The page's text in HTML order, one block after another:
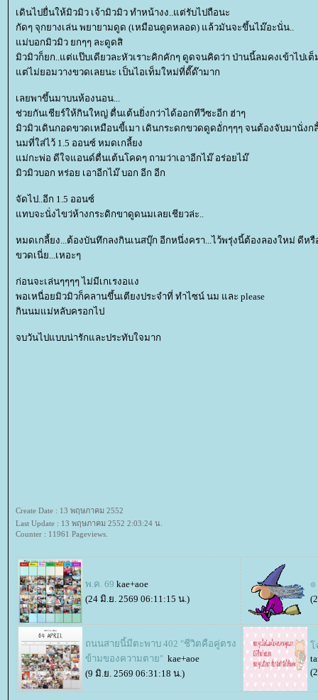
เดินไปยื่นให้มิวมิว เจ้ามิวมิว ทำหน้างง..แต่รับไปถือนะ
กัดๆ จุกยางเล่น พยายามดูด (เหมือนดูดหลอด) แล้วมันจะขึ้นไม๊อะนั่น..
ม่บอกมิวมิว ยกๆๆ ละดูดสิ
มิวมิวก็ยก..แต่แป๊บเดียวละหัวเราะคิกคักๆ ดูดจนคิดว่า ป่านนี้ลมคงเข้าไปเ
ต่ไม่ยอมวางขวดเลยนะ เป็นไอเท็มใหม่ที่ดี๊ด๊ามาก
เลยพาขึ้นมาบนห้องนอน...
ช่วยกันเชียร์ให้กินใหญ่ ตื่นเต้นยิ่งกว่าได้ออกทีวีซะอีก ฮ่าๆ
มิวมิวเดินกอดขวดเหมือนขี้เมา เดินกระดกขวดดูดอั่กๆๆๆ จนต้องจับมานั่ง
นมที่ใส่ไว้ 1.5 ออนซ์ หมดเกลี้ยง
ม่กะพ่อ ดีใจแอนด์ตื่นเต้นโคดๆ ถามว่าเอาอีกไม๊ อร่อยไม๊
มิวมิวบอก หร่อย เอาอีกไม๊ บอก อีก อีก
จัดไป..อีก 1.5 ออนซ์
ทบจะนั่งไขว่ห้างกระดิกขาดูดนมเลยเชียวล่ะ..
หมดเกลี้ยง...ต้องบันทึกลงกินเนสบุ๊ก อีกหนึ่งครา...ไว้พรุ่งนี้ต้องลองใหม่ ดีห
ขวดเนี่ย...เหอะๆ
ก่อนจะเล่นๆๆๆๆ ไม่มีเกเรงอแง
พอเหนื่อยมิวมิวก็คลานขึ้นเตียงประจำที่ ทำไซน์ นม และ please
กินนมแม่หลับครอกไป
จบวันไปแบบน่ารักและประทับใจมาก
Create Date : 13 พฤษภาคม 2552
Last Update : 13 พฤษภาคม 2552 2:03:24 น.
Counter : 11961 Pageviews.
พ.ค. 69 kae+aoe
(24 มิ.ย. 2569 06:11:15 น.)
๏
ถนนสายนี้มีตะพาบ 402 "ชีวิตคือคู่ตรง
ข้ามของความตาย" kae+aoe
(9 มิ.ย. 2569 06:31:18 น.)
จ